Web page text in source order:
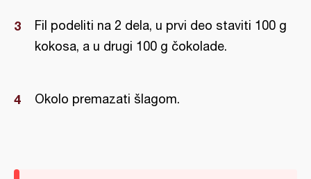
Fil podeliti na 2 dela, u prvi deo staviti 100 g
kokosa, a u drugi 100 g čokolade.
Okolo premazati šlagom.